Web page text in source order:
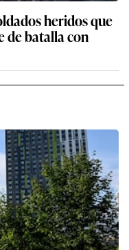
heridos que
de batalla con